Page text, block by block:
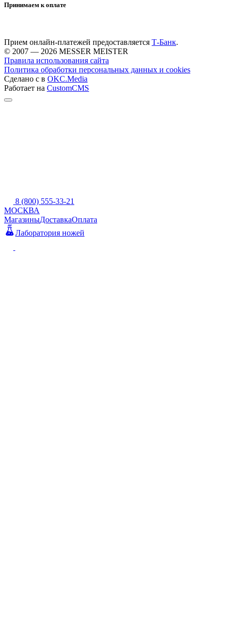
Принимаем к оплате
Прием онлайн-платежей предоставляется Т-Банк.
© 2007 — 2026 MESSER MEISTER
Правила использования сайта
Политика обработки персональных данных и cookies
Сделано с в OKC.Media
Работает на CustomCMS
8 (800) 555-33-21
МОСКВА
МагазиныДоставкаОплата
Лаборатория ножей